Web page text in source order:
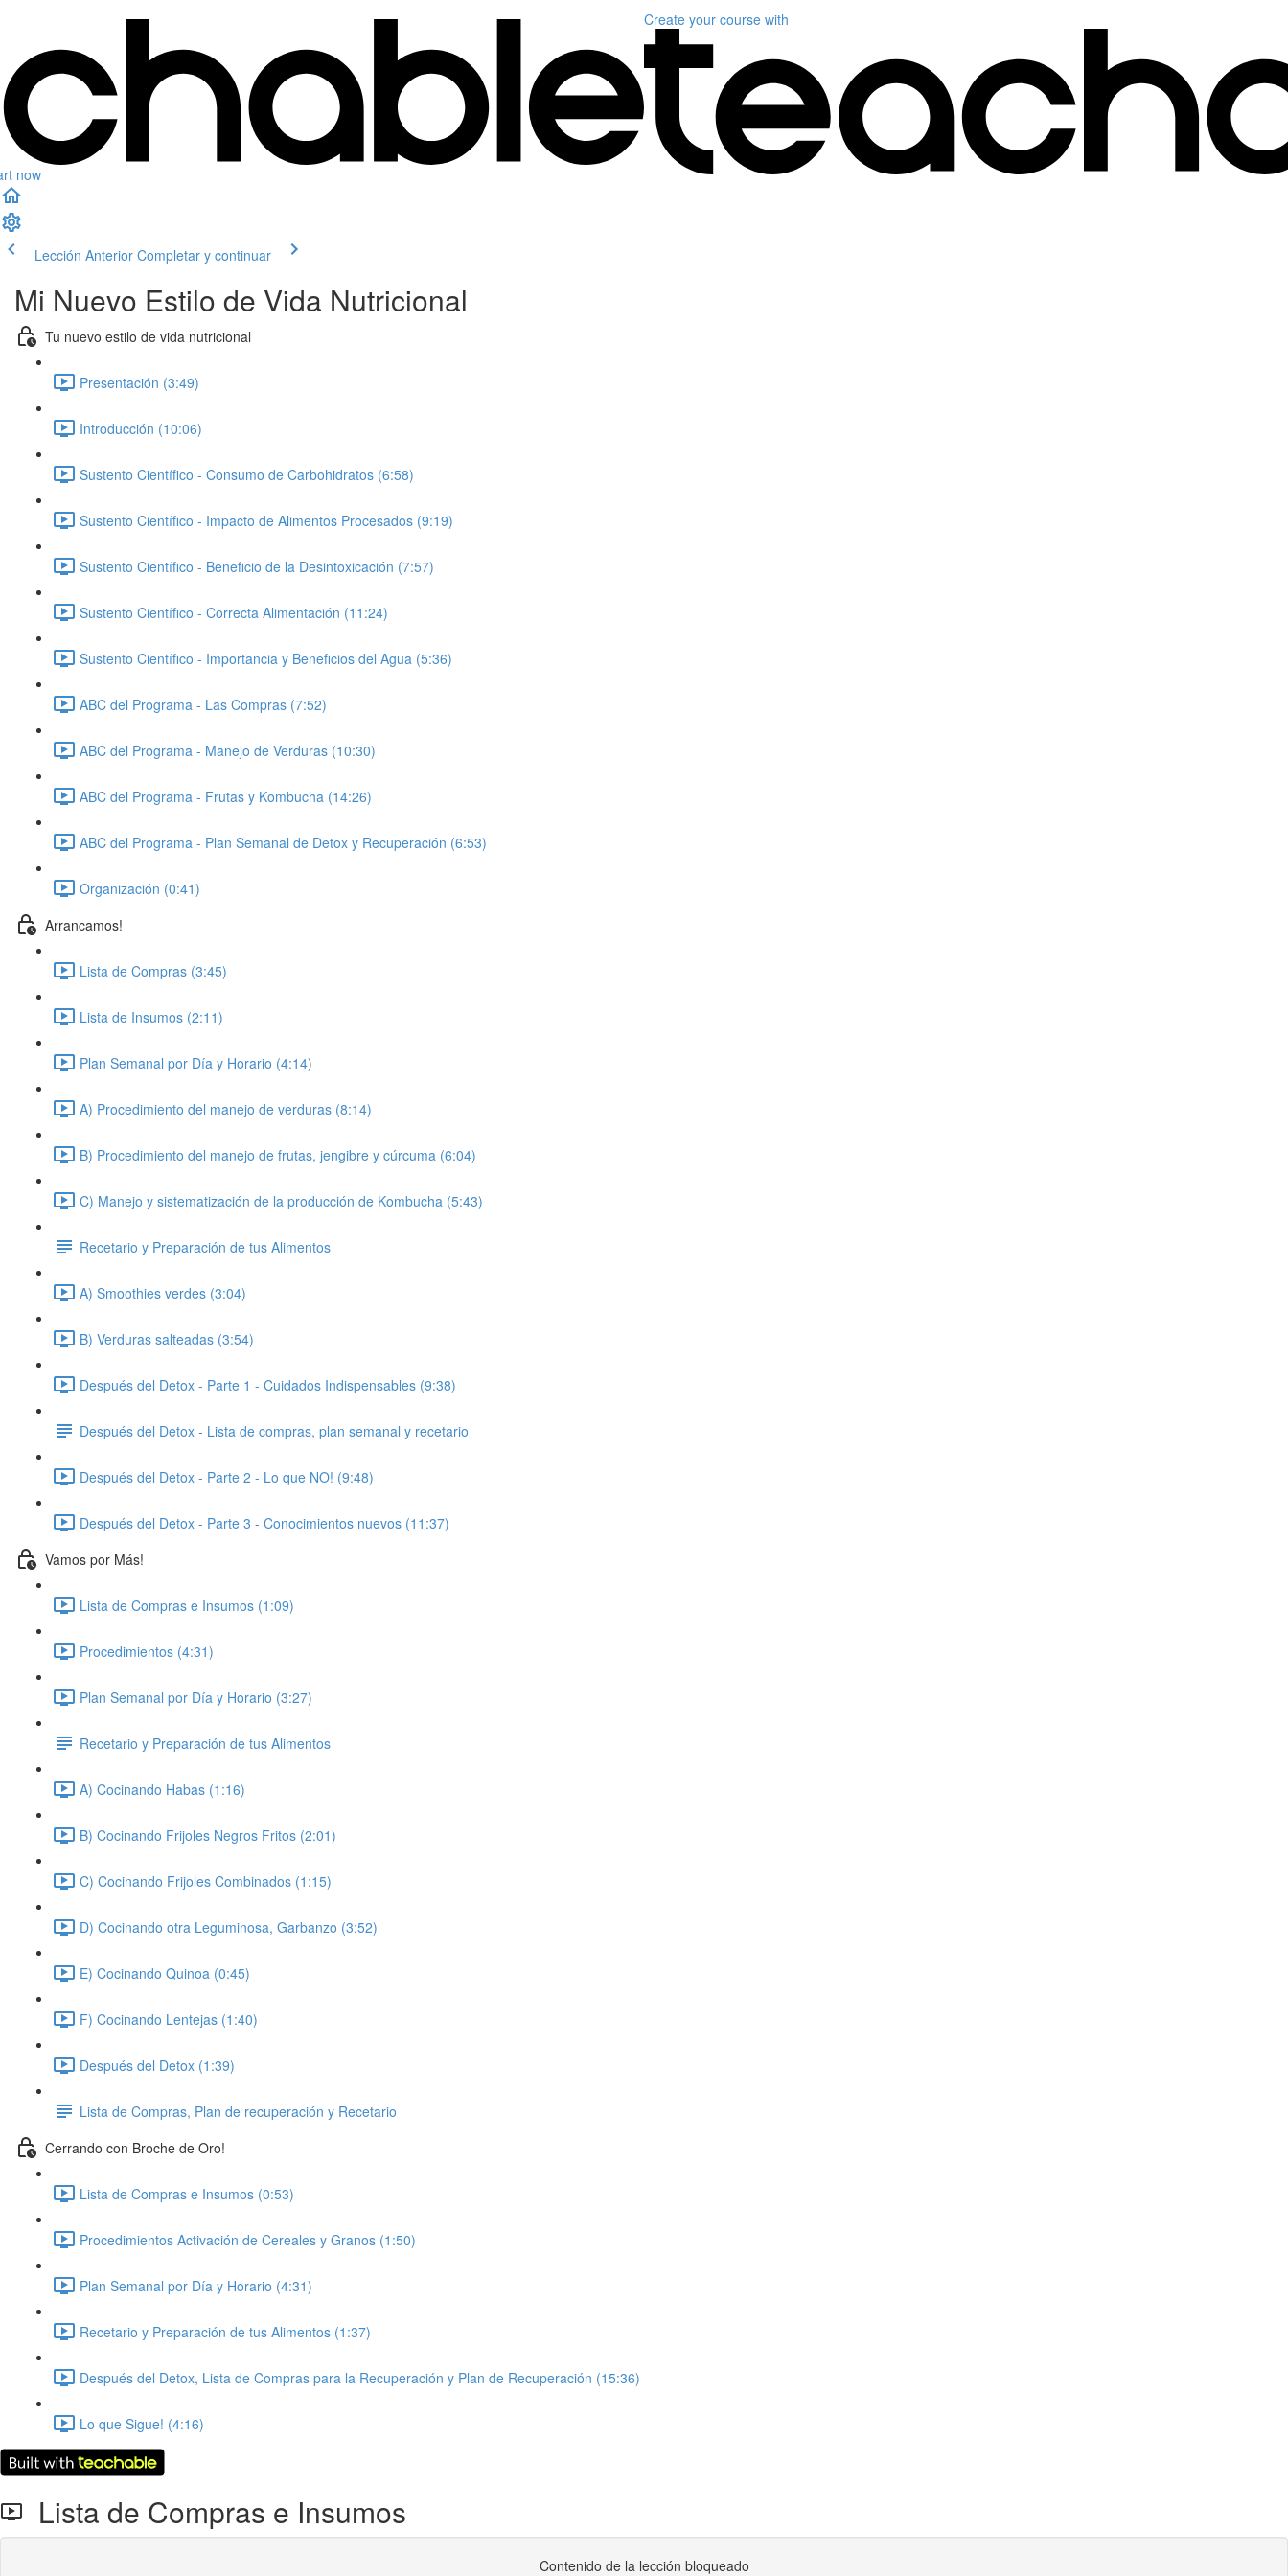
now
Create your course with
Lección Anterior Completar y continuar
Mi Nuevo Estilo de Vida Nutricional
Tu nuevo estilo de vida nutricional
Presentación (3:49)
Introducción (10:06)
Sustento Científico - Consumo de Carbohidratos (6:58)
Sustento Científico - Impacto de Alimentos Procesados (9:19)
Sustento Científico - Beneficio de la Desintoxicación (7:57)
Sustento Científico - Correcta Alimentación (11:24)
Sustento Científico - Importancia y Beneficios del Agua (5:36)
ABC del Programa - Las Compras (7:52)
ABC del Programa - Manejo de Verduras (10:30)
ABC del Programa - Frutas y Kombucha (14:26)
ABC del Programa - Plan Semanal de Detox y Recuperación (6:53)
Organización (0:41)
Arrancamos!
Lista de Compras (3:45)
Lista de Insumos (2:11)
Plan Semanal por Día y Horario (4:14)
A) Procedimiento del manejo de verduras (8:14)
B) Procedimiento del manejo de frutas, jengibre y cúrcuma (6:04)
C) Manejo y sistematización de la producción de Kombucha (5:43)
Recetario y Preparación de tus Alimentos
A) Smoothies verdes (3:04)
B) Verduras salteadas (3:54)
Después del Detox - Parte 1 - Cuidados Indispensables (9:38)
Después del Detox - Lista de compras, plan semanal y recetario
Después del Detox - Parte 2 - Lo que NO! (9:48)
Después del Detox - Parte 3 - Conocimientos nuevos (11:37)
Vamos por Más!
Lista de Compras e Insumos (1:09)
Procedimientos (4:31)
Plan Semanal por Día y Horario (3:27)
Recetario y Preparación de tus Alimentos
A) Cocinando Habas (1:16)
B) Cocinando Frijoles Negros Fritos (2:01)
C) Cocinando Frijoles Combinados (1:15)
D) Cocinando otra Leguminosa, Garbanzo (3:52)
E) Cocinando Quinoa (0:45)
F) Cocinando Lentejas (1:40)
Después del Detox (1:39)
Lista de Compras, Plan de recuperación y Recetario
Cerrando con Broche de Oro!
Lista de Compras e Insumos (0:53)
Procedimientos Activación de Cereales y Granos (1:50)
Plan Semanal por Día y Horario (4:31)
Recetario y Preparación de tus Alimentos (1:37)
Después del Detox, Lista de Compras para la Recuperación y Plan de Recuperación (15:36)
Lo que Sigue! (4:16)
Lista de Compras e Insumos
Contenido de la lección bloqueado